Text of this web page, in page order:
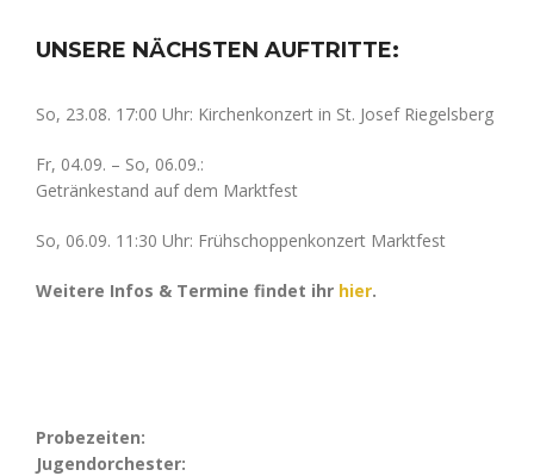
UNSERE NÄCHSTEN AUFTRITTE:
So, 23.08. 17:00 Uhr: Kirchenkonzert in St. Josef Riegelsberg
Fr, 04.09. – So, 06.09.:
Getränkestand auf dem Marktfest
So, 06.09. 11:30 Uhr: Frühschoppenkonzert Marktfest
Weitere Infos & Termine findet ihr hier.
Probezeiten:
Jugendorchester: